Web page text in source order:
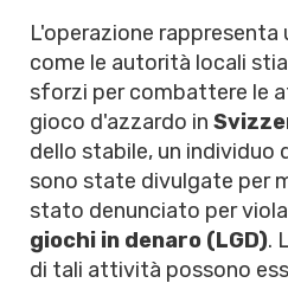
L'operazione rappresenta
come le autorità locali
sforzi per combattere le
gioco d'azzardo in
dello stabile, un individuo
sono state divulgate per
stato denunciato per
giochi in denaro (LGD).
di tali attività possono